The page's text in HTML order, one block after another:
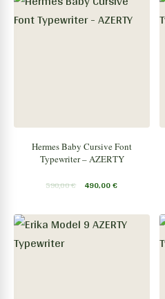
Hermes Baby Cursive Font
Typewriter – AZERTY
590,00€ 490,00€